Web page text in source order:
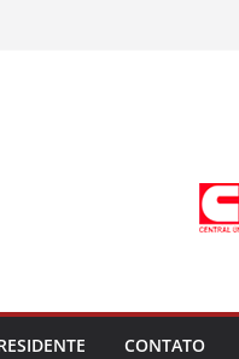
CONTATO